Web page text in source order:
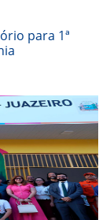
para 1ª